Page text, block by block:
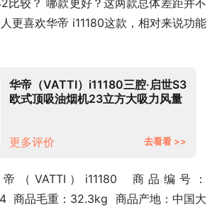
比较？ 哪款更好？这两款总体差距并不
更喜欢华帝 i11180这款，相对来说功能
华帝（VATTI）i11180三腔·启世S3
欧式顶吸油烟机23立方大吸力风量
更多评价 去看看 >>
（VATTI）i11180  商品编号：
商品毛重：32.3kg  商品产地：中国大